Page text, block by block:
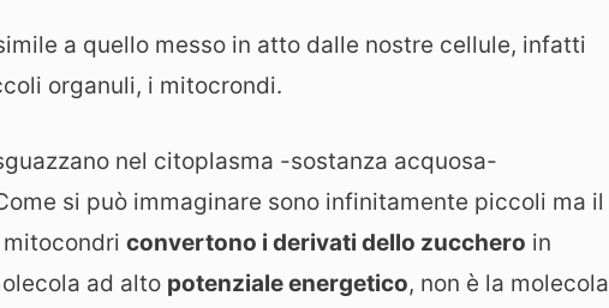
a quello messo in atto dalle nostre cellule, infatti
organuli, i mitocrondi.
nel citoplasma -sostanza acquosa-
si può immaginare sono infinitamente piccoli ma il
convertono i derivati dello zucchero in
ad alto potenziale energetico, non è la molecola